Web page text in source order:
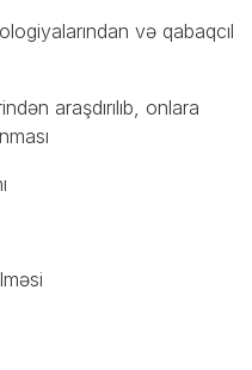
və qabaqcıl
araşdırılıb, onlara